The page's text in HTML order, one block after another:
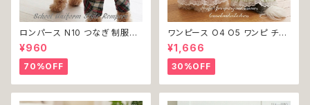
ロンパース N10 つなぎ 制服風
チェック柄 グレー 灰色 コスチュ
ーム コスプレ ドッグウェア dog
犬 猫 ペット 服 犬服 洋服 オシ
ャレ かわいい 小型犬 返品交換
不可
¥960
70%OFF
ワンピース O4 O5 ワンピ チェ
ック プリーツ レース 女の子 犬
犬服 小型 猫 服 洋服 ペット do
g ドッグウェア おしゃれ かわい
い 返品交換不可
¥1,666
30%OFF